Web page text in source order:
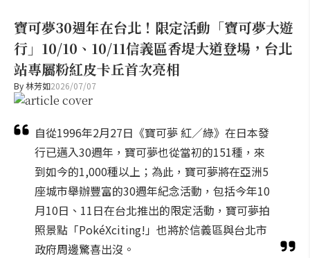
寶可夢30週年在台北！限定活動「寶可夢大遊
行」10/10、10/11信義區香堤大道登場，台北
站專屬粉紅皮卡丘首次亮相
By林芳如2026/07/07
自從1996年2月27日《寶可夢 紅／綠》在日本發
行已邁入30週年，寶可夢也從當初的151種，來
到如今的1,000種以上；為此，寶可夢將在亞洲5
座城市舉辦豐富的30週年紀念活動，包括今年10
月10日、11日在台北推出的限定活動，寶可夢拍
照景點「PokéXciting!」也將於信義區與台北市
政府周邊驚喜出沒。